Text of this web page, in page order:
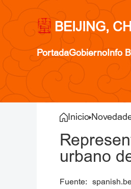
BEIJING,
PortadaGobiernoInfo
Inicio
urbano